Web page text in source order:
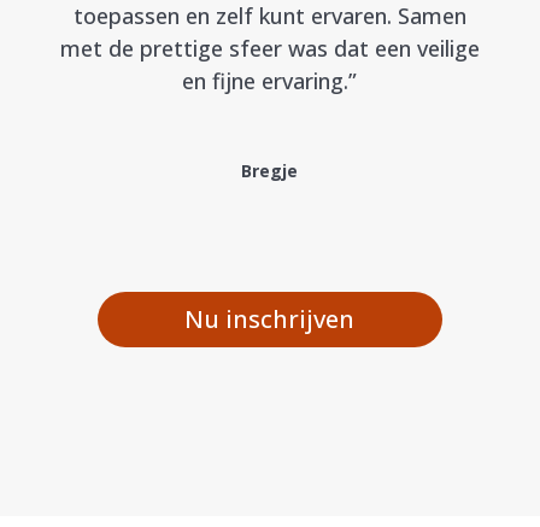
toepassen en zelf kunt ervaren. Samen
met de prettige sfeer was dat een veilige
en fijne ervaring.”
Bregje
Nu inschrijven